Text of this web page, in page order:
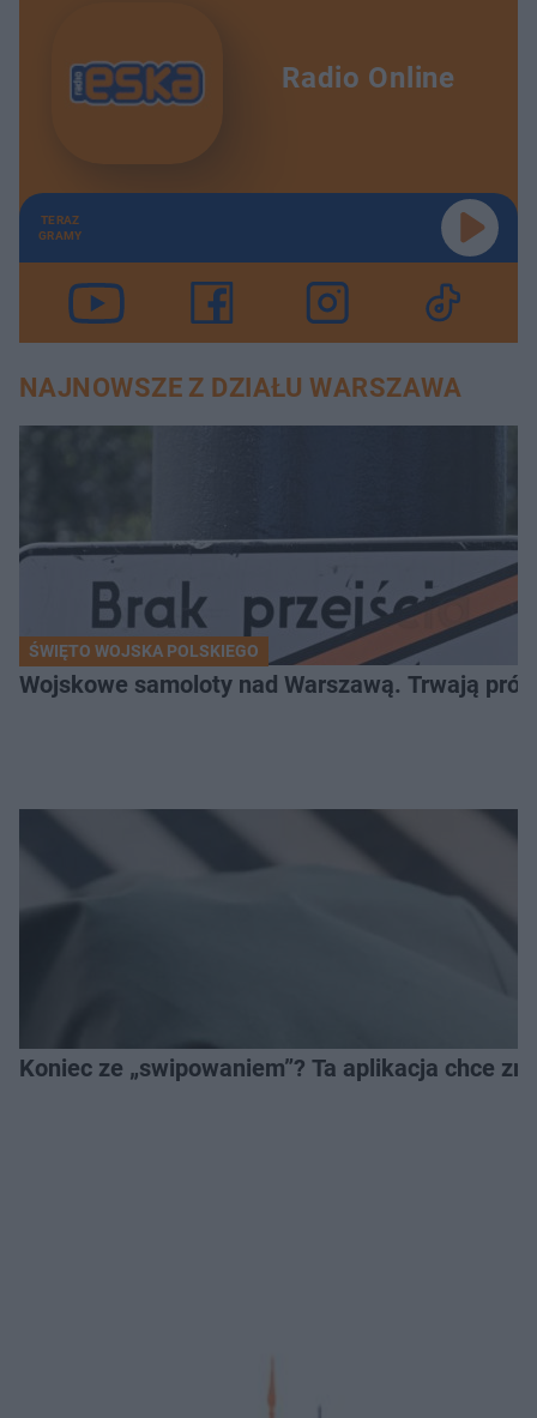
Radio Online
TERAZ
GRAMY
NAJNOWSZE Z DZIAŁU WARSZAWA
ŚWIĘTO WOJSKA POLSKIEGO
Wojskowe samoloty nad Warszawą. Trwają
Koniec ze „swipowaniem”? Ta aplikacja chce